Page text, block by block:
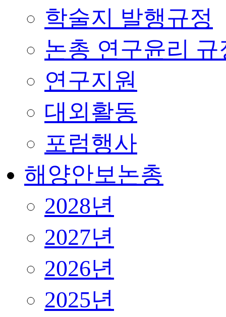
학술지 발행규정
논총 연구윤리 규
연구지원
대외활동
포럼행사
해양안보논총
2028년
2027년
2026년
2025년